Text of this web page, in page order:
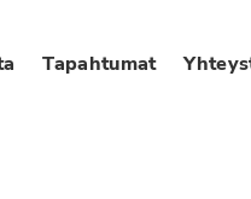
Tapahtumat